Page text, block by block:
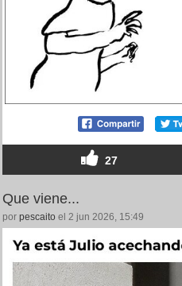
27
Que viene...
por pescaito el 2 jun 2026, 15:49